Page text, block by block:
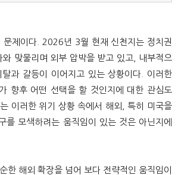
문제이다. 2026년 3월 현재 신천지는 정치권
맞물리며 외부 압박을 받고 있고, 내부적으
과 갈등이 이어지고 있는 상황이다. 이러한
향후 어떤 선택을 할 것인지에 대한 관심도
이러한 위기 상황 속에서 해외, 특히 미국을
를 모색하려는 움직임이 있는 것은 아닌지에
한 해외 확장을 넘어 보다 전략적인 움직임이